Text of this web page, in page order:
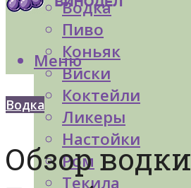
Водка
Пиво
Коньяк
Виски
Коктейли
Ликеры
Настойки
Ром
Текила
Меню
Водка
Обзор водки